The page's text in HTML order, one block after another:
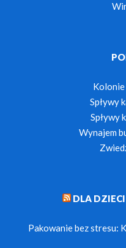
Spływy
Spływy
Wynajem
DLA
Pakowanie bez stresu: